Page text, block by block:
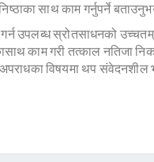
साथ काम गर्नुपर्ने
उपलब्ध स्रोतसाधनको उच्चतम्
काम गरी तत्काल नतिजा
विषयमा थप